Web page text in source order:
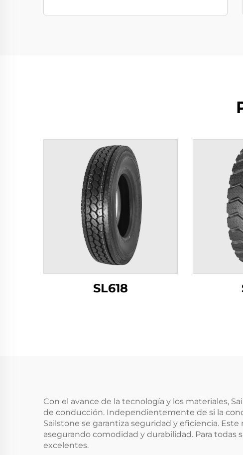
SL618
Con el avance de la tecnología y los materiales,
de conducción. Independientemente de si la
Sailstone se garantiza seguridad y eficiencia.
asegurando comodidad y durabilidad. Para
excelentes.